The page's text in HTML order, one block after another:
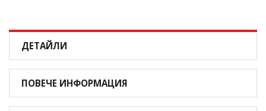
ДЕТАЙЛИ
ПОВЕЧЕ ИНФОРМАЦИЯ